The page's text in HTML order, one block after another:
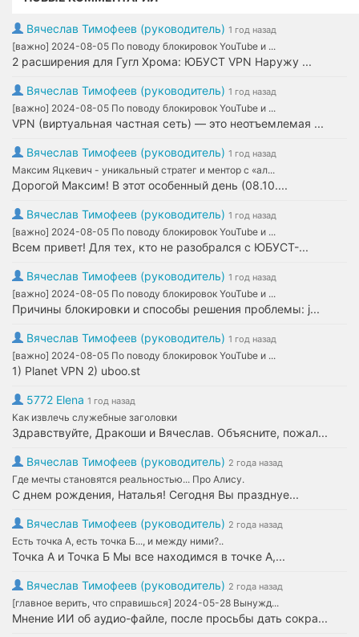
Вячеслав Тимофеев (руководитель) 1 год назад
[важно] 2024-08-05 По поводу блокировок YouTube и ...
2 расширения для Гугл Хрома: ЮБУСТ VPN Наружу ...
Вячеслав Тимофеев (руководитель) 1 год назад
[важно] 2024-08-05 По поводу блокировок YouTube и ...
VPN (виртуальная частная сеть) — это неотъемлемая ...
Вячеслав Тимофеев (руководитель) 1 год назад
Максим Яцкевич - уникальный стратег и ментор с «ал...
Дорогой Максим! В этот особенный день (08.10....
Вячеслав Тимофеев (руководитель) 1 год назад
[важно] 2024-08-05 По поводу блокировок YouTube и ...
Всем привет! Для тех, кто не разобрался с ЮБУСТ-...
Вячеслав Тимофеев (руководитель) 1 год назад
[важно] 2024-08-05 По поводу блокировок YouTube и ...
Причины блокировки и способы решения проблемы: j...
Вячеслав Тимофеев (руководитель) 1 год назад
[важно] 2024-08-05 По поводу блокировок YouTube и ...
1) Planet VPN 2) uboo.st
5772 Elena 1 год назад
Как извлечь служебные заголовки
Здравствуйте, Дракоши и Вячеслав. Объясните, пожал...
Вячеслав Тимофеев (руководитель) 2 года назад
Где мечты становятся реальностью... Про Алису.
С днем рождения, Наталья! Сегодня Вы празднуе...
Вячеслав Тимофеев (руководитель) 2 года назад
Есть точка А, есть точка Б..., и между ними?..
Точка А и Точка Б Мы все находимся в точке А,...
Вячеслав Тимофеев (руководитель) 2 года назад
[главное верить, что справишься] 2024-05-28 Вынужд...
Мнение ИИ об аудио-файле, после просьбы дать сокра...